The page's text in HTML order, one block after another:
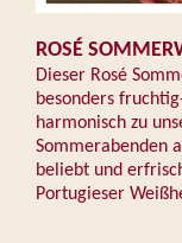
ROSÉ
Dieser Rosé
besonders
harmonisch zu
Sommerabenden
beliebt und
Portugieser